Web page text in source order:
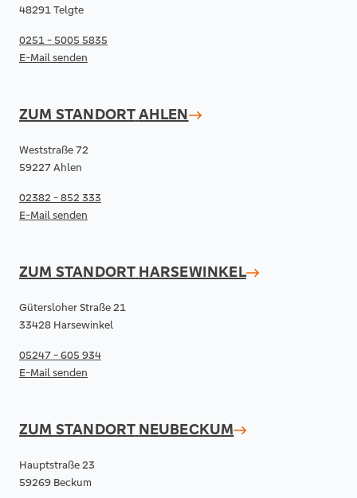
48291 Telgte
0251 - 5005 5835
E-Mail senden
ZUM STANDORTAHLEN
Weststraße 72
59227 Ahlen
02382 - 852 333
E-Mail senden
ZUM STANDORT HARSEWINKEL
Gütersloher Straße 21
33428 Harsewinkel
05247 - 605 934
E-Mail senden
ZUM STANDORT NEUBECKUM
Hauptstraße 23
59269 Beckum